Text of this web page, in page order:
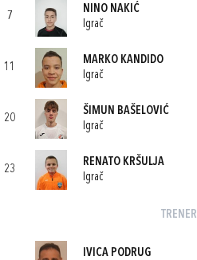
7
NINO NAKIĆ
Igrač
11
MARKO KANDIDO
Igrač
20
ŠIMUN BAŠELOVIĆ
Igrač
23
RENATO KRŠULJA
Igrač
TRENER
IVICA PODRUG